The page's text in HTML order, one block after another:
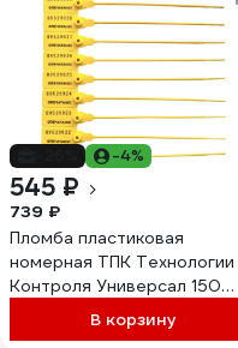
-4%
545 ₽
739 ₽
Пломба пластиковая
номерная ТПК Технологии
Контроля Универсал 150
(цвет: желтый) 100 шт
В корзину